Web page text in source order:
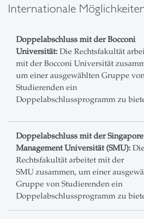
Internationale
Doppelabschluss mit der Bocconi
Universität: Die Rechtsfakultät
mit der Bocconi Universität
um einer ausgewählten Gruppe
Studierenden ein
Doppelabschlussprogramm zu
Doppelabschluss mit der Singapore
Management Universität (SMU):
Rechtsfakultät arbeitet mit der
SMU zusammen, um einer
Gruppe von Studierenden ein
Doppelabschlussprogramm zu